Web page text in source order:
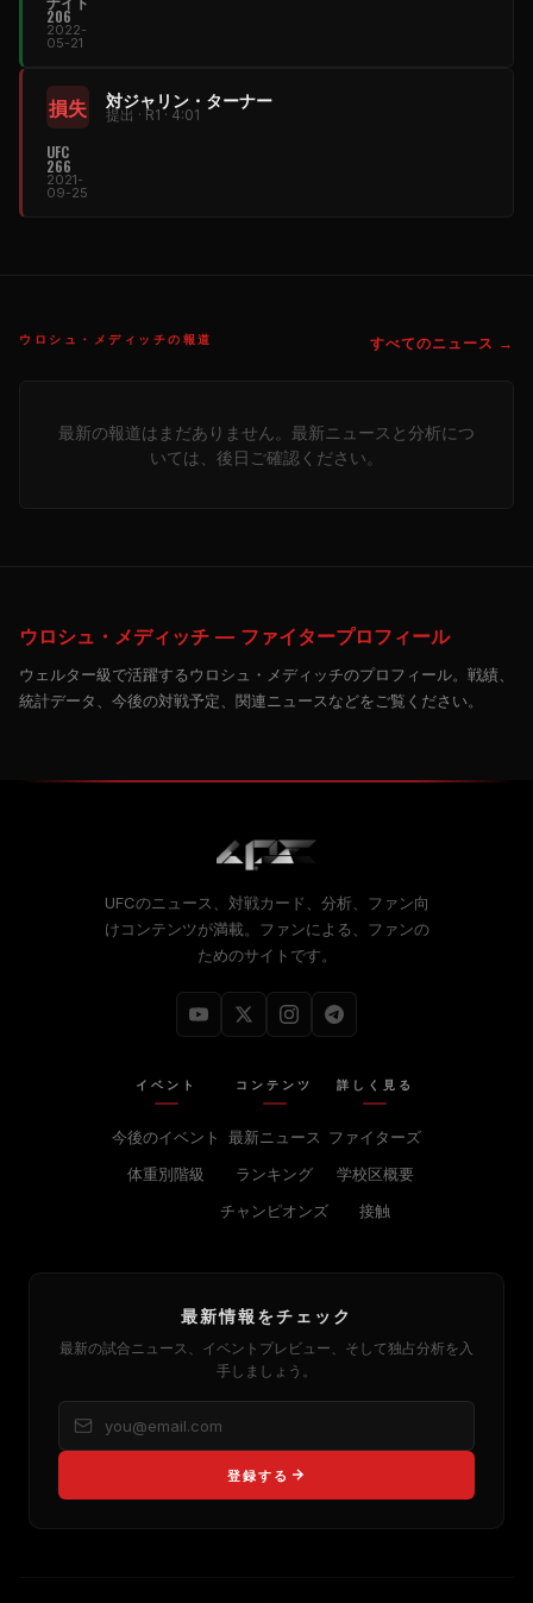
206
2022-
05-21
損失 対ジャリン・ターナー
提出 · R1 · 4:01
UFC
266
2021-
09-25
ウロシュ・メディッチの報道 すべてのニュース →
最新の報道はまだありません。最新ニュースと分析につ
いては、後日ご確認ください。
ウロシュ・メディッチ — ファイタープロフィール
ウェルター級で活躍するウロシュ・メディッチのプロフィール。戦績、
統計データ、今後の対戦予定、関連ニュースなどをご覧ください。
UFCのニュース、対戦カード、分析、ファン向
けコンテンツが満載。ファンによる、ファンの
ためのサイトです。
イベント
今後のイベント
体重別階級
コンテンツ
最新ニュース
ランキング
チャンピオンズ
詳しく見る
ファイターズ
学校区概要
接触
最新情報をチェック
最新の試合ニュース、イベントプレビュー、そして独占分析を入
手しましょう。
登録する